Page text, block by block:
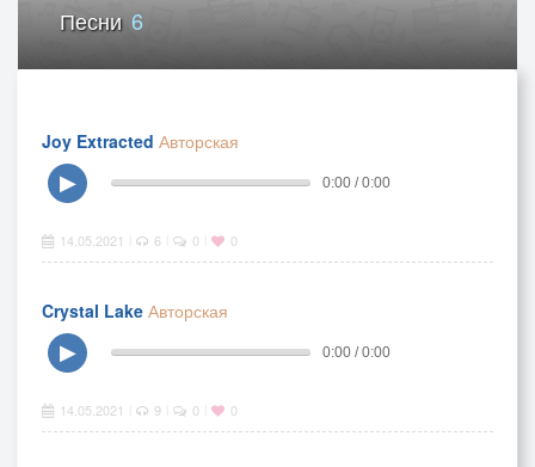
Песни6
Joy Extracted Авторская
▶
0:00 / 0:00
14.05.2021 6 0 0
Crystal Lake Авторская
▶
0:00 / 0:00
14.05.2021 9 0 0